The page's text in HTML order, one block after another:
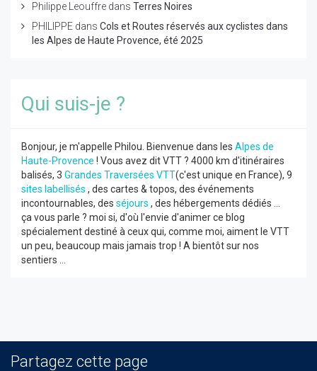
Philippe Leouffre dans Terres Noires
PHILIPPE dans Cols et Routes réservés aux cyclistes dans
les Alpes de Haute Provence, été 2025
Qui suis-je ?
Bonjour, je m'appelle Philou. Bienvenue dans les Alpes de
Haute-Provence ! Vous avez dit VTT ? 4000 km d'itinéraires
balisés, 3 Grandes Traversées VTT(c'est unique en France), 9
sites labellisés , des cartes & topos, des événements
incontournables, des séjours , des hébergements dédiés ...
ça vous parle ? moi si, d'où l'envie d'animer ce blog
spécialement destiné à ceux qui, comme moi, aiment le VTT
un peu, beaucoup mais jamais trop ! A bientôt sur nos
sentiers ...
Partagez cette page